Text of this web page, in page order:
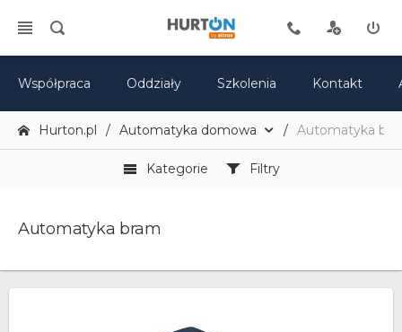
Współpraca Oddziały Szkolenia Kontakt
Hurton.pl Automatyka domowa Automatyka
Kategorie Filtry
Automatyka bram